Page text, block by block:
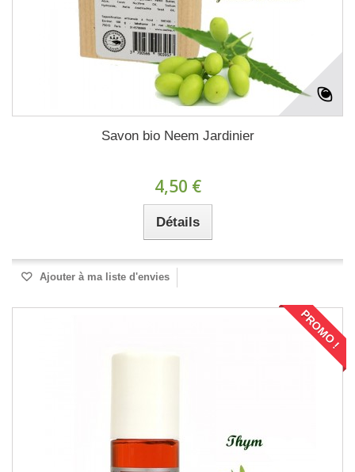
Savon bio Neem Jardinier
4,50 €
Détails
Ajouter à ma liste d'envies
PROMO !